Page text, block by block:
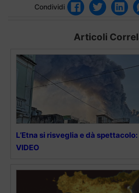
Condividi
Articoli
L’Etna si risveglia e dà spettacolo:
VIDEO